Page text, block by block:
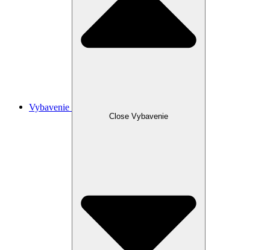
Vybavenie
Close Vybavenie